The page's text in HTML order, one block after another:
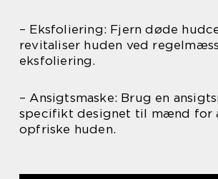
– Eksfoliering: Fjern døde
revitaliser huden ved
eksfoliering.
– Ansigtsmaske: Brug en
specifikt designet til mænd for
opfriske huden.